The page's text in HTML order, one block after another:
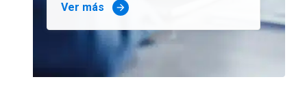
Ver más arrow_forward